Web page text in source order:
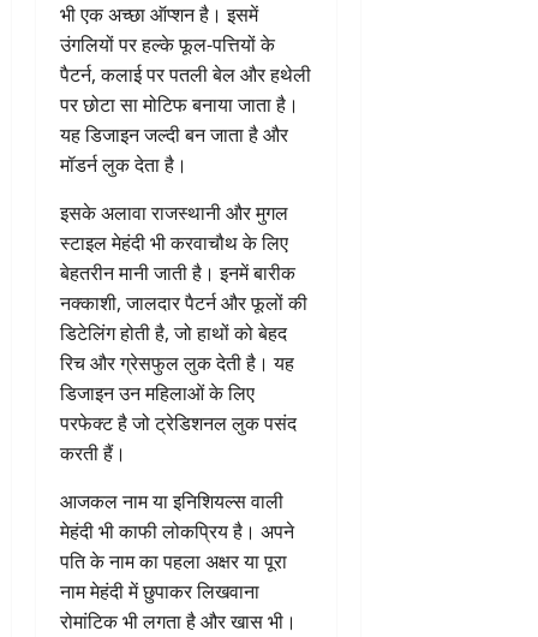
भी एक अच्छा ऑप्शन है। इसमें
उंगलियों पर हल्के फूल-पत्तियों के
पैटर्न, कलाई पर पतली बेल और हथेली
पर छोटा सा मोटिफ बनाया जाता है।
यह डिजाइन जल्दी बन जाता है और
मॉडर्न लुक देता है।
इसके अलावा राजस्थानी और मुगल
स्टाइल मेहंदी भी करवाचौथ के लिए
बेहतरीन मानी जाती है। इनमें बारीक
नक्काशी, जालदार पैटर्न और फूलों की
डिटेलिंग होती है, जो हाथों को बेहद
रिच और ग्रेसफुल लुक देती है। यह
डिजाइन उन महिलाओं के लिए
परफेक्ट है जो ट्रेडिशनल लुक पसंद
करती हैं।
आजकल नाम या इनिशियल्स वाली
मेहंदी भी काफी लोकप्रिय है। अपने
पति के नाम का पहला अक्षर या पूरा
नाम मेहंदी में छुपाकर लिखवाना
रोमांटिक भी लगता है और खास भी।